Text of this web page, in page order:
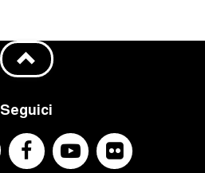
Seguici